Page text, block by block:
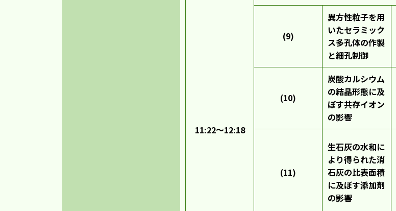
11:22～12:18
(9)
異方性粒子を用
いたセラミック
ス多孔体の作製
と細孔制御
(10)
炭酸カルシウム
の結晶形態に及
ぼす共存イオン
の影響
(11)
生石灰の水和に
より得られた消
石灰の比表面積
に及ぼす添加剤
の影響